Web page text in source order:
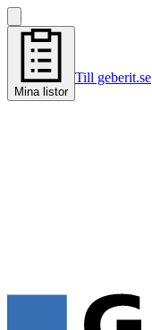
Mina listor
Till geberit.se